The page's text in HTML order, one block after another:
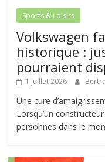
Sports & Loisirs
Volkswagen
historique :
pourraient
1 juillet 2026
Une cure
Lorsqu’un
personnes dans le